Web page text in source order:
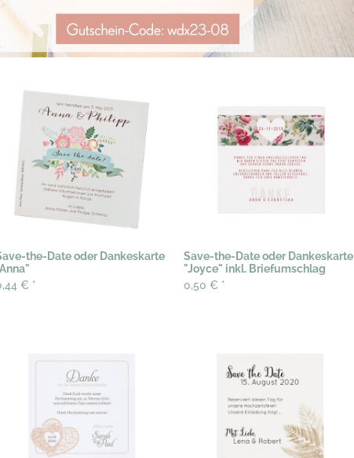
the-Date oder Dankeskarte
€ *
Save-the-Date oder Dankeskarte
"Joyce" inkl. Briefumschlag
0,50 € *